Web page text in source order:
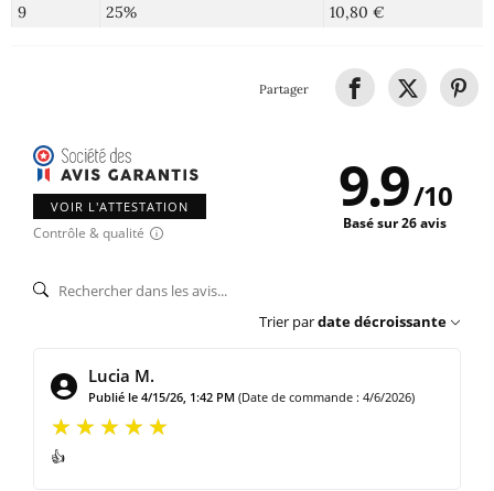
9
25% 10,80 €
Partager
VOIR L'ATTESTATION
Contrôle & qualité
9.9/10
Basé sur 26 avis
Trier pardate décroissante
Lucia M.
Publié le 4/15/26, 1:42 PM (Date de commande : 4/6/2026)
👍